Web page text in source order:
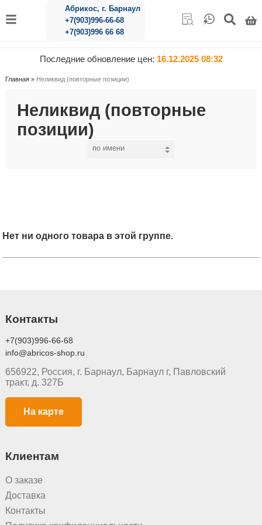
Абрикос, г. Барнаул
+7(903)996-66-68
+7(903)996 66 68
Последние обновление цен: 16.12.2025 08:32
Главная» Неликвид (повторные позиции)
Неликвид (повторные
позиции)
Нет ни одного товара в этой группе.
Контакты
+7(903)996-66-68
info@abricos-shop.ru
656922, Россия, г. Барнаул, Барнаул г, Павловский
тракт, д. 327Б
На карте
Клиентам
О заказе
Доставка
Контакты